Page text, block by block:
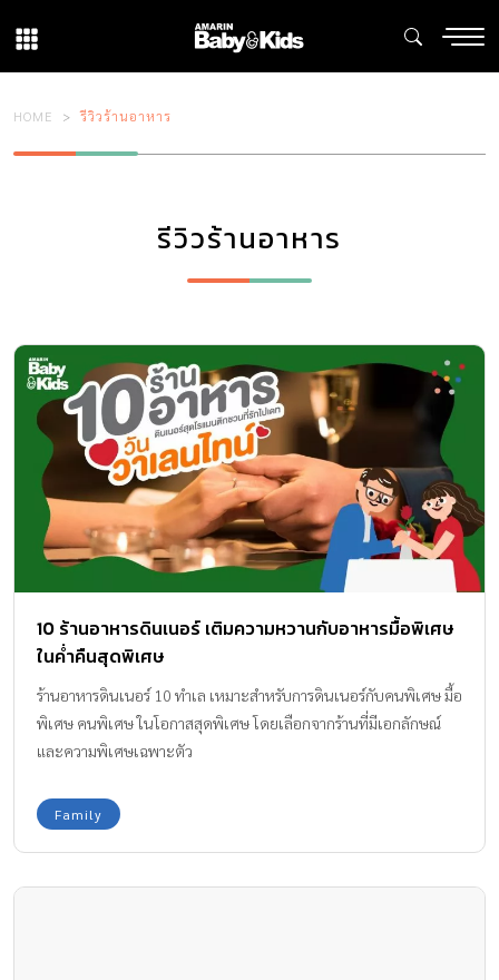
HOME รีวิวร้านอาหาร
รีวิวร้านอาหาร
10 ร้านอาหารดินเนอร์ เติมความหวานกับอาหารมื้อพิเศษ
ในค่ำคืนสุดพิเศษ
ร้านอาหารดินเนอร์ 10 ทำเล เหมาะสำหรับการดินเนอร์กับคนพิเศษ มื้อ
พิเศษ คนพิเศษ ในโอกาสสุดพิเศษ โดยเลือกจากร้านที่มีเอกลักษณ์
และความพิเศษเฉพาะตัว
Family